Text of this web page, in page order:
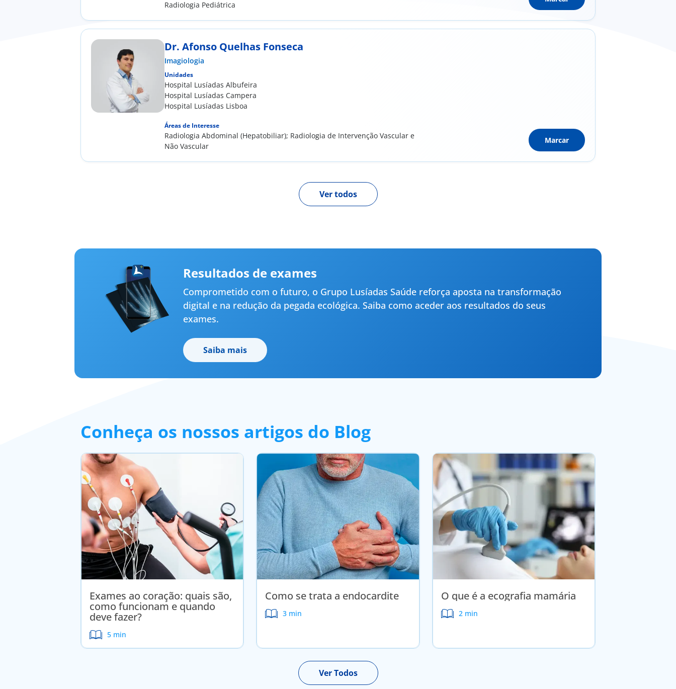
Radiologia Pediátrica
Dr. Afonso Quelhas Fonseca
Imagiologia
Unidades
Hospital Lusíadas Albufeira
Hospital Lusíadas Campera
Hospital Lusíadas Lisboa
Áreas de Interesse
Radiologia Abdominal (Hepatobiliar); Radiologia de Intervenção Vascular e
Não Vascular
Marcar
Ver todos
Resultados de exames
Comprometido com o futuro, o Grupo Lusíadas Saúde reforça aposta na transformação
digital e na redução da pegada ecológica. Saiba como aceder aos resultados do seus
exames.
Saiba mais
Conheça os nossos artigos do Blog
Exames ao coração: quais são,
como funcionam e quando
deve fazer?
5 min
Como se trata a endocardite
3 min
O que é a ecografia mamária
2 min
Ver Todos